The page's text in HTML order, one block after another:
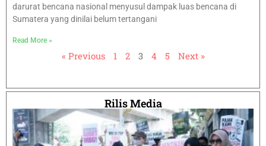
darurat bencana nasional menyusul dampak luas bencana di
Sumatera yang dinilai belum tertangani
Read More »
« Previous 1 2 3 4 5 Next »
Rilis Media